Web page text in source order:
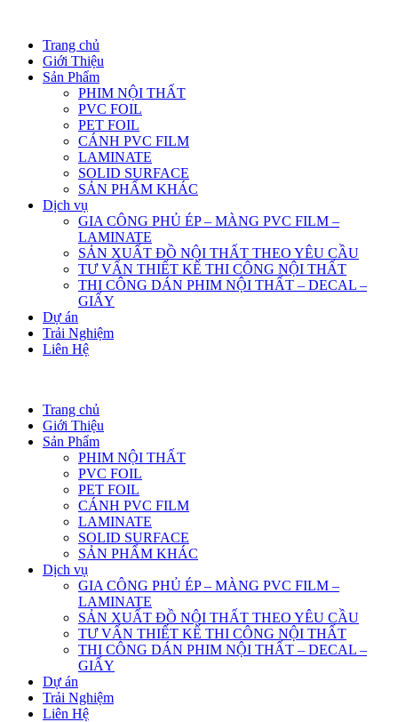
Trang chủ
Giới Thiệu
Sản Phẩm
PHIM NỘI THẤT
PVC FOIL
PET FOIL
CÁNH PVC FILM
LAMINATE
SOLID SURFACE
SẢN PHẨM KHÁC
Dịch vụ
GIA CÔNG PHỦ ÉP – MÀNG PVC FILM –
LAMINATE
SẢN XUẤT ĐỒ NỘI THẤT THEO YÊU CẦU
TƯ VẤN THIẾT KẾ THI CÔNG NỘI THẤT
THI CÔNG DÁN PHIM NỘI THẤT – DECAL –
GIẤY
Dự án
Trải Nghiệm
Liên Hệ
Trang chủ
Giới Thiệu
Sản Phẩm
PHIM NỘI THẤT
PVC FOIL
PET FOIL
CÁNH PVC FILM
LAMINATE
SOLID SURFACE
SẢN PHẨM KHÁC
Dịch vụ
GIA CÔNG PHỦ ÉP – MÀNG PVC FILM –
LAMINATE
SẢN XUẤT ĐỒ NỘI THẤT THEO YÊU CẦU
TƯ VẤN THIẾT KẾ THI CÔNG NỘI THẤT
THI CÔNG DÁN PHIM NỘI THẤT – DECAL –
GIẤY
Dự án
Trải Nghiệm
Liên Hệ